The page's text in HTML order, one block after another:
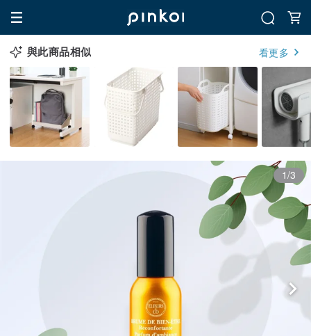
與此商品相似 看更多
1/3